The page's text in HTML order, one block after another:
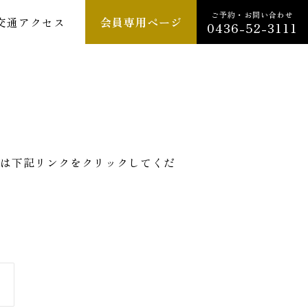
通アクセス 会員専用ページ ご予約・お問い合わせ
0436-52-3111
下記リンクをクリックしてくだ